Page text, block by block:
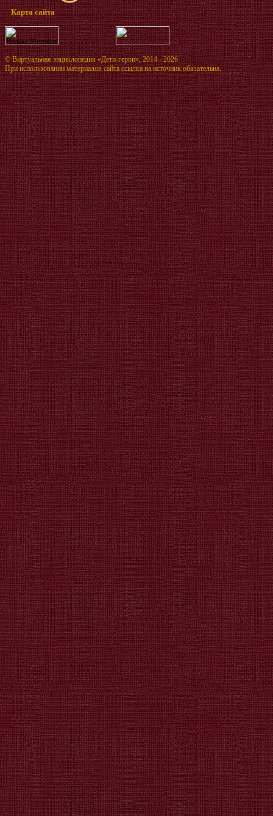
Карта сайта
©Виртуальная энциклопедия «Дети-герои», 2014 - 2026
При использовании материалов сайта ссылка на источник обязательна.